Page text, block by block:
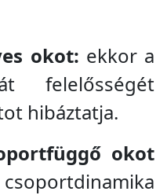
okot: ekkor a
felelősségét
hibáztatja.
okot